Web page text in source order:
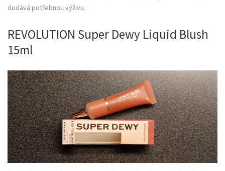
dodává potřebnou výživu.
REVOLUTION Super Dewy Liquid Blush
15ml